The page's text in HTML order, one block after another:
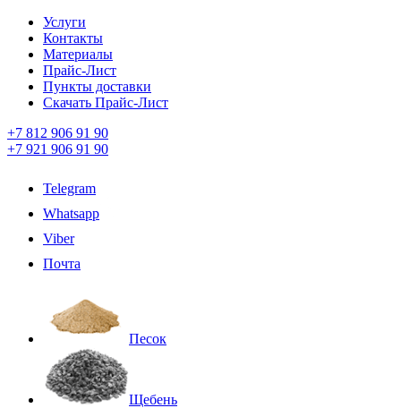
Услуги
Контакты
Материалы
Прайс-Лист
Пункты доставки
Скачать Прайс-Лист
+7 812 906 91 90
+7 921 906 91 90
Telegram
Whatsapp
Viber
Почта
Песок
Щебень